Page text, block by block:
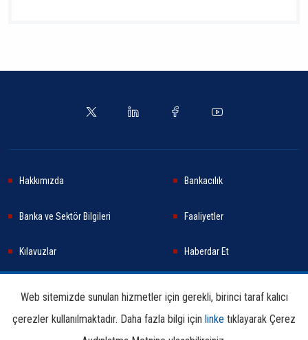
Hakkımızda Bankacılık
Banka ve Sektör Bilgileri Faaliyetler
Kılavuzlar Haberdar Et
Araştırma ve Yayınlar İletişim Bilgileri
Web sitemizde sunulan hizmetler için gerekli, birinci taraf kalıcı
çerezler kullanılmaktadır. Daha fazla bilgi için linke tıklayarak Çerez